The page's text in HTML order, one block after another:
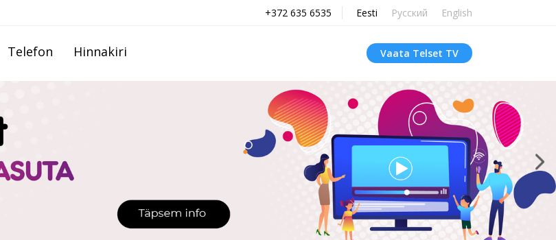
+372 635 6535 Eesti Русский English
Telefon Hinnakiri Vaata Telset TV